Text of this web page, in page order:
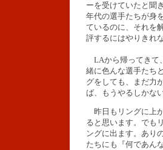
ーを受けていたと聞
年代の選手たちが身
ているのに、それを
評するにはやりきれ
LAから帰ってきて
緒に色んな選手たち
グをしても、まだ力
ば、もうやるしかな
昨日もリングに上
ると思います。でも
ングに出ます。あり
たちにも『何であん